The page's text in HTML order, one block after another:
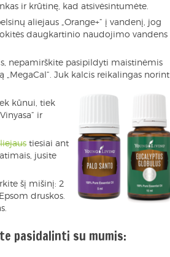
ir krūtinę, kad atsivėsintumėte.
aliejaus „Orange+“ į vandenį, jog
daugkartinio naudojimo vandens
nepamirškite pasipildyti maistinėmis
Juk kalcis reikalingas norint
kūnui, tiek
ir
tiesiai ant
jusite
šį mišinį: 2
druskos.
pasidalinti su mumis: